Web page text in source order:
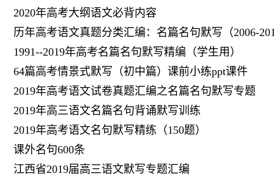
2020年高考大纲语文必背内容
历年高考语文真题分类汇编：名篇名句默写（2006-
1991--2019年高考名篇名句默写精编（学生用）
64篇高考情景式默写（初中篇）课前小练ppt课件
2019年高考语文试卷真题汇编之名篇名句默写专题
2019年高三语文名篇名句背诵默写训练
2019年高考语文名句默写精练（150题）
课外名句600条
江西省2019届高三语文默写专题汇编